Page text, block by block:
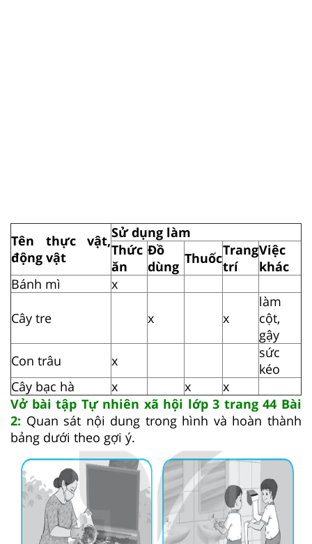
Tên thực vật,
động vật
Sử dụng làm
Thức
ăn
Đồ
dùng ThuốcTrang
trí
Việc
khác
Bánh mì
x
Cây tre x x
làm
cột,
gậy
Con trâu
x
sức
kéo
Cây bạc hà
x x
x
Vở bài tập Tự nhiên xã hội lớp 3 trang 44 Bài
2: Quan sát nội dung trong hình và hoàn thành
bảng dưới theo gợi ý.